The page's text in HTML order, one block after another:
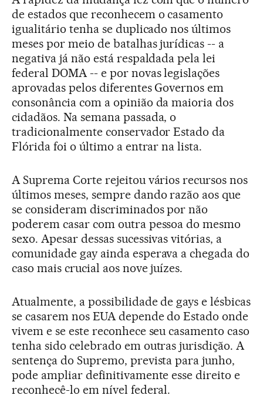
de estados que reconhecem o casamento
igualitário tenha se duplicado nos últimos
meses por meio de batalhas jurídicas -- a
negativa já não está respaldada pela lei
federal DOMA -- e por novas legislações
aprovadas pelos diferentes Governos em
consonância com a opinião da maioria dos
cidadãos. Na semana passada, o
tradicionalmente conservador Estado da
Flórida foi o último a entrar na lista.
A Suprema Corte rejeitou vários recursos nos
últimos meses, sempre dando razão aos que
se consideram discriminados por não
poderem casar com outra pessoa do mesmo
sexo. Apesar dessas sucessivas vitórias, a
comunidade gay ainda esperava a chegada do
caso mais crucial aos nove juízes.
Atualmente, a possibilidade de gays e lésbicas
se casarem nos EUA depende do Estado onde
vivem e se este reconhece seu casamento caso
tenha sido celebrado em outras jurisdição. A
sentença do Supremo, prevista para junho,
pode ampliar definitivamente esse direito e
reconhecê-lo em nível federal.